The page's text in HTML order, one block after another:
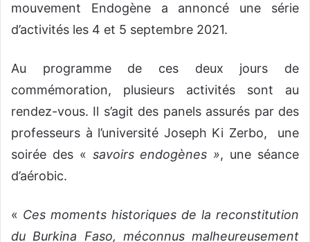
mouvement Endogène a annoncé une série
d’activités les 4 et 5 septembre 2021.
Au programme de ces deux jours de
commémoration, plusieurs activités sont au
rendez-vous. Il s’agit des panels assurés par des
professeurs à l’université Joseph Ki Zerbo,
une
soirée des « savoirs endogènes », une séance
d’aérobic.
« Ces moments historiques de la reconstitution
du Burkina Faso, méconnus malheureusement